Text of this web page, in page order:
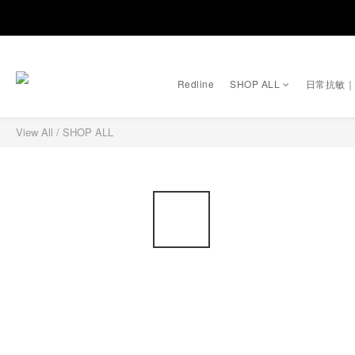
Redline SHOP ALL 日常抗敏
View All / SHOP ALL